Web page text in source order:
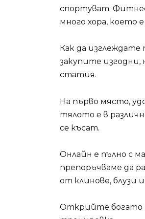
спортуват.
много хора, което е
Как да
закупите
статия.
На първо място,
тялото е в
се късат.
Онлайн е пълно с
препоръчваме да
от клинове, блузи
Открийте богато